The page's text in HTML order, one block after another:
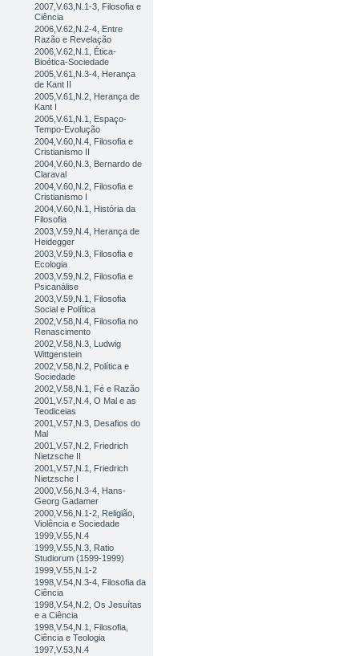
2007,V.63,N.1-3, Filosofia e
Ciência
2006,V.62,N.2-4, Entre
Razão e Revelação
2006,V.62,N.1, Ética-
Bioética-Sociedade
2005,V.61,N.3-4, Herança
de Kant II
2005,V.61,N.2, Herança de
Kant I
2005,V.61,N.1, Espaço-
Tempo-Evolução
2004,V.60,N.4, Filosofia e
Cristianismo II
2004,V.60,N.3, Bernardo de
Claraval
2004,V.60,N.2, Filosofia e
Cristianismo I
2004,V.60,N.1, História da
Filosofia
2003,V.59,N.4, Herança de
Heidegger
2003,V.59,N.3, Filosofia e
Ecologia
2003,V.59,N.2, Filosofia e
Psicanálise
2003,V.59,N.1, Filosofia
Social e Política
2002,V.58,N.4, Filosofia no
Renascimento
2002,V.58,N.3, Ludwig
Wittgenstein
2002,V.58,N.2, Política e
Sociedade
2002,V.58,N.1, Fé e Razão
2001,V.57,N.4, O Mal e as
Teodiceias
2001,V.57,N.3, Desafios do
Mal
2001,V.57,N.2, Friedrich
Nietzsche II
2001,V.57,N.1, Friedrich
Nietzsche I
2000,V.56,N.3-4, Hans-
Georg Gadamer
2000,V.56,N.1-2, Religião,
Violência e Sociedade
1999,V.55,N.4
1999,V.55,N.3, Ratio
Studiorum (1599-1999)
1999,V.55,N.1-2
1998,V.54,N.3-4, Filosofia da
Ciência
1998,V.54,N.2, Os Jesuítas
e a Ciência
1998,V.54,N.1, Filosofia,
Ciência e Teologia
1997,V.53,N.4